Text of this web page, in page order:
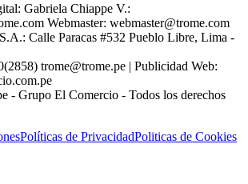
Gabriela Chiappe V.:
Webmaster: webmaster@trome.com
Calle Paracas #532 Pueblo Libre, Lima -
trome@trome.pe | Publicidad Web:
- Grupo El Comercio - Todos los derechos
Políticas de PrivacidadPoliticas de Cookies